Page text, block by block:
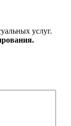
услуг.